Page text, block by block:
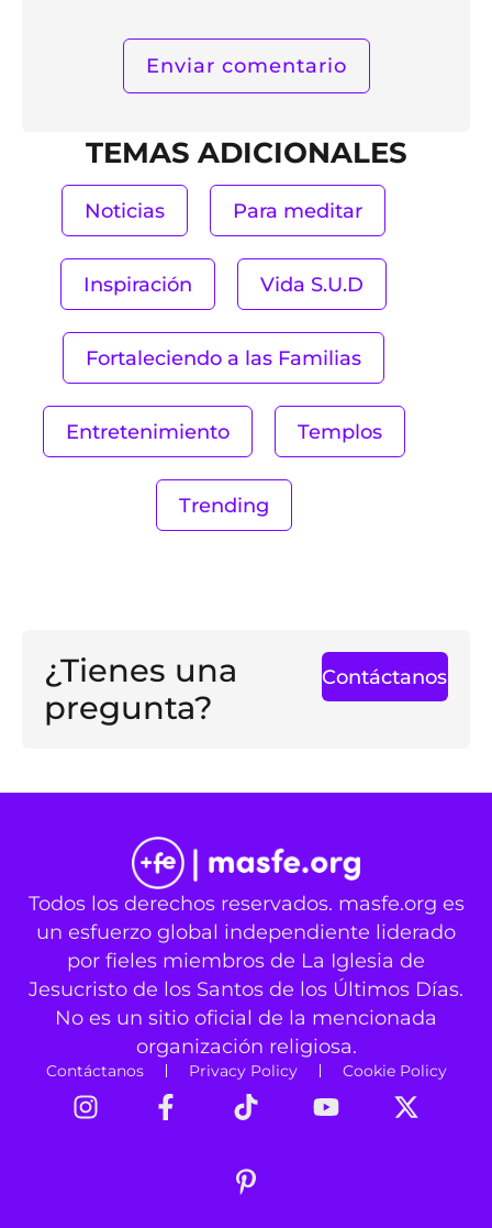
TEMAS ADICIONALES
Noticias Para meditar
Inspiración Vida S.U.D
Fortaleciendo a las Familias
Entretenimiento Templos
Trending
¿Tienes una
pregunta?
Contáctanos
Todos los derechos reservados. masfe.org es
un esfuerzo global independiente liderado
por fieles miembros de La Iglesia de
Jesucristo de los Santos de los Últimos Días.
No es un sitio oficial de la mencionada
organización religiosa.
Contáctanos Privacy Policy Cookie Policy